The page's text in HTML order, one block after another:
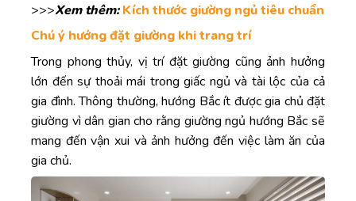
>>>Xem thêm: Kích thước giường ngủ tiêu chuẩn
Chú ý hướng đặt giường khi trang trí
Trong phong thủy, vị trí đặt giường cũng ảnh hưởng
lớn đến sự thoải mái trong giấc ngủ và tài lộc của cả
gia đình. Thông thường, hướng Bắc ít được gia chủ đặt
giường vì dân gian cho rằng giường ngủ hướng Bắc sẽ
mang đến vận xui và ảnh hưởng đến việc làm ăn của
gia chủ.